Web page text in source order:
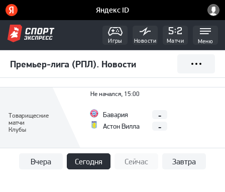
Игры Новости Матчи Меню
Премьер-лига (РПЛ). Новости
Товарищеские
матчи
Клубы
Не начался, 15:00
Бавария
Астон Вилла
-
-
Вчера Сегодня Сейчас Завтра